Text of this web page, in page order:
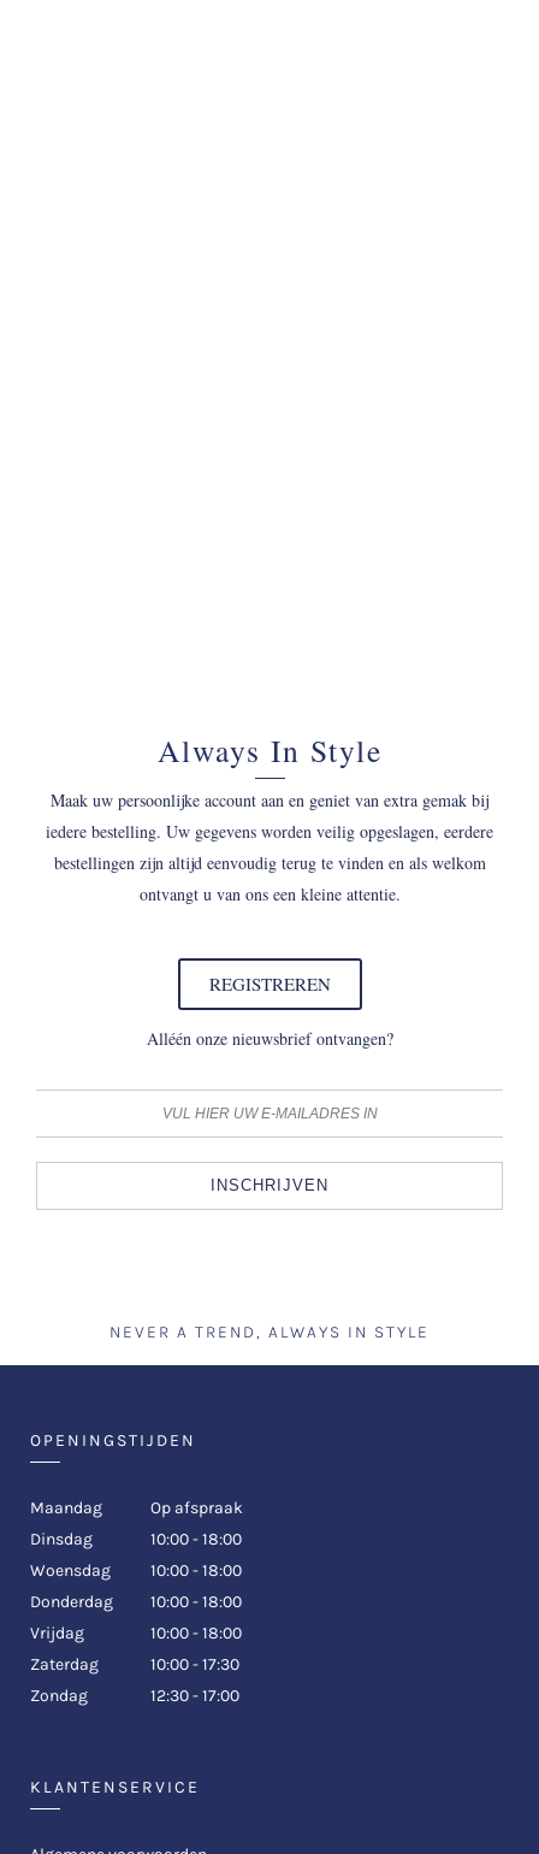
Always In Style
Maak uw persoonlijke account aan en geniet van extra gemak bij
iedere bestelling. Uw gegevens worden veilig opgeslagen, eerdere
bestellingen zijn altijd eenvoudig terug te vinden en als welkom
ontvangt u van ons een kleine attentie.
REGISTREREN
Alléén onze nieuwsbrief ontvangen?
INSCHRIJVEN
NEVER A TREND, ALWAYS IN STYLE
OPENINGSTIJDEN
Maandag
Op afspraak
Dinsdag
10:00 - 18:00
Woensdag
10:00 - 18:00
Donderdag
10:00 - 18:00
Vrijdag
10:00 - 18:00
Zaterdag
10:00 - 17:30
Zondag
12:30 - 17:00
KLANTENSERVICE